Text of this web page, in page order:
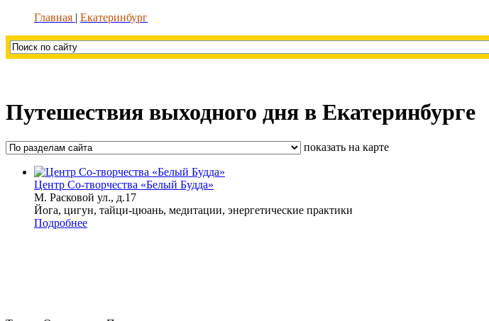
Главная
Екатеринбург
Путешествия выходного дня в Екатеринбурге
показать на карте
Центр Со-творчества «Белый Будда»
М. Расковой ул., д.17
Йога, цигун, тайци-цюань, медитации, энергетические практики
Подробнее